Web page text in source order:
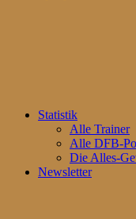
Statistik
Alle Trainer
Alle DFB-
Die Alles-
Newsletter